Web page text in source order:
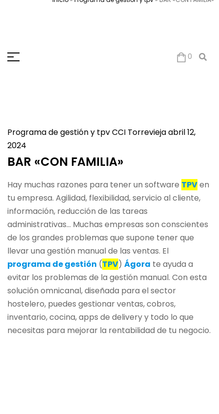
0
Programa de gestión y tpvCCI Torreviejaabril 12,
2024
BAR «CON FAMILIA»
Hay muchas razones para tener un software TPVen
tu empresa. Agilidad, flexibilidad, servicio al cliente,
información, reducción de las tareas
administrativas… Muchas empresas son conscientes
de los grandes problemas que supone tener que
llevar una gestión manual de las ventas. El
programa de gestión (TPV) Ágora te ayuda a
evitar los problemas de la gestión manual. Con esta
solución omnicanal, diseñada para el sector
hostelero, puedes gestionar ventas, cobros,
inventario, cocina, apps de delivery y todo lo que
necesitas para mejorar la rentabilidad de tu negocio.